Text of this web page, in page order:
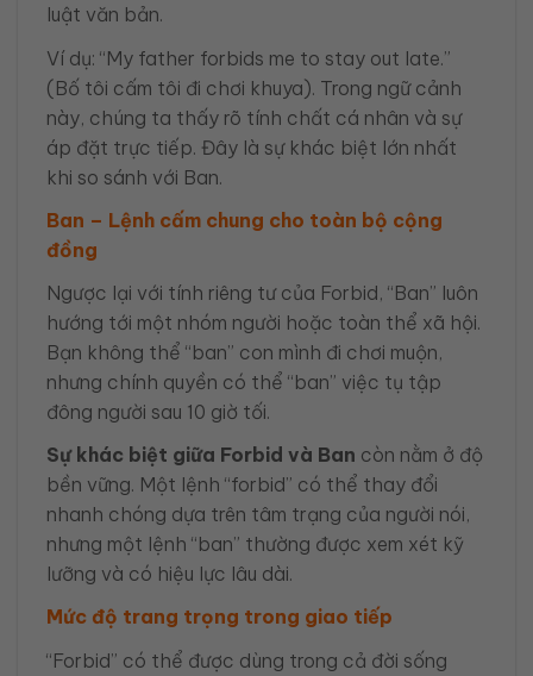
luật văn bản.
Ví dụ: “My father forbids me to stay out late.”
(Bố tôi cấm tôi đi chơi khuya). Trong ngữ cảnh
này, chúng ta thấy rõ tính chất cá nhân và sự
áp đặt trực tiếp. Đây là sự khác biệt lớn nhất
khi so sánh với Ban.
Ban – Lệnh cấm chung cho toàn bộ cộng
đồng
Ngược lại với tính riêng tư của Forbid, “Ban” luôn
hướng tới một nhóm người hoặc toàn thể xã hội.
Bạn không thể “ban” con mình đi chơi muộn,
nhưng chính quyền có thể “ban” việc tụ tập
đông người sau 10 giờ tối.
Sự khác biệt giữa Forbid và Ban còn nằm ở độ
bền vững. Một lệnh “forbid” có thể thay đổi
nhanh chóng dựa trên tâm trạng của người nói,
nhưng một lệnh “ban” thường được xem xét kỹ
lưỡng và có hiệu lực lâu dài.
Mức độ trang trọng trong giao tiếp
“Forbid” có thể được dùng trong cả đời sống